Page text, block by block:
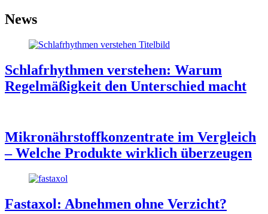
News
Schlafrhythmen verstehen: Warum
Regelmäßigkeit den Unterschied macht
Mikronährstoffkonzentrate im Vergleich
– Welche Produkte wirklich überzeugen
Fastaxol: Abnehmen ohne Verzicht?